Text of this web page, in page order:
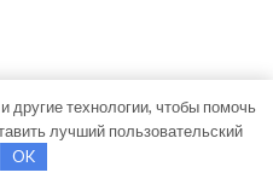
Themes
другие технологии, чтобы помочь
лучший пользовательский
OK